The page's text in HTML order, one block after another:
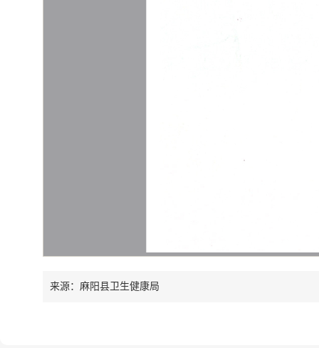
来源：麻阳县卫生健康局